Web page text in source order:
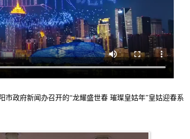
政府新闻办召开的“龙耀盛世春 璀璨皇姑年”皇姑迎春系